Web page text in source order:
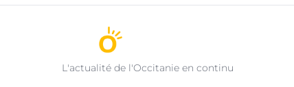
L'actualité de l'Occitanie en continu